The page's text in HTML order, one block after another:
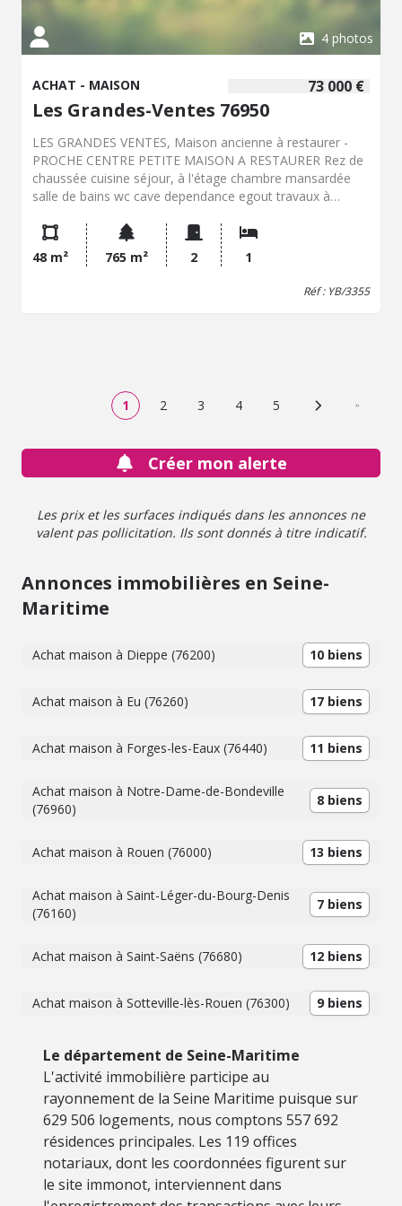
4 photos
73 000 €
ACHAT - MAISON
Les Grandes-Ventes 76950
LES GRANDES VENTES, Maison ancienne à restaurer -
PROCHE CENTRE PETITE MAISON A RESTAURER Rez de
chaussée cuisine séjour, à l'étage chambre mansardée
salle de bains wc cave dependance egout travaux à
DESBRUERES CHEVALIER HARDY DUTAULT DUDONNE
BLAISET Yvette BERENGER Service Immobilier 02 35 59
25 58 ou 06 08 80 65 07
100 Rue de l'Eglise
48 m² 765 m² 2 1
Réf : YB/3355
1 2 3 4 5 Page suivante
Créer mon alerte
Les prix et les surfaces indiqués dans les annonces ne
valent pas pollicitation. Ils sont donnés à titre indicatif.
Annonces immobilières en Seine-
Maritime
Achat maison à Dieppe (76200) 10 biens
Achat maison à Eu (76260) 17 biens
Achat maison à Forges-les-Eaux (76440) 11 biens
Achat maison à Notre-Dame-de-Bondeville
(76960)
8 biens
Achat maison à Rouen (76000) 13 biens
Achat maison à Saint-Léger-du-Bourg-Denis
(76160)
7 biens
Achat maison à Saint-Saëns (76680) 12 biens
Achat maison à Sotteville-lès-Rouen (76300) 9 biens
Le département de Seine-Maritime
L'activité immobilière participe au
rayonnement de la Seine Maritime puisque sur
629 506 logements, nous comptons 557 692
résidences principales. Les 119 offices
notariaux, dont les coordonnées figurent sur
le site immonot, interviennent dans